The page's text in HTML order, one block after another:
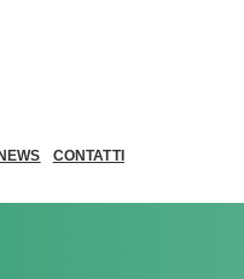
CONTATTI